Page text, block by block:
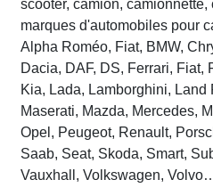
scooter, camion,
marques d'automobiles pour
Alpha Roméo, Fiat, BMW,
Dacia, DAF, DS, Ferrari, Fiat,
Kia, Lada, Lamborghini, Land
Maserati, Mazda, Mercedes,
Opel, Peugeot, Renault,
Saab, Seat, Skoda, Smart,
Vauxhall, Volkswagen,